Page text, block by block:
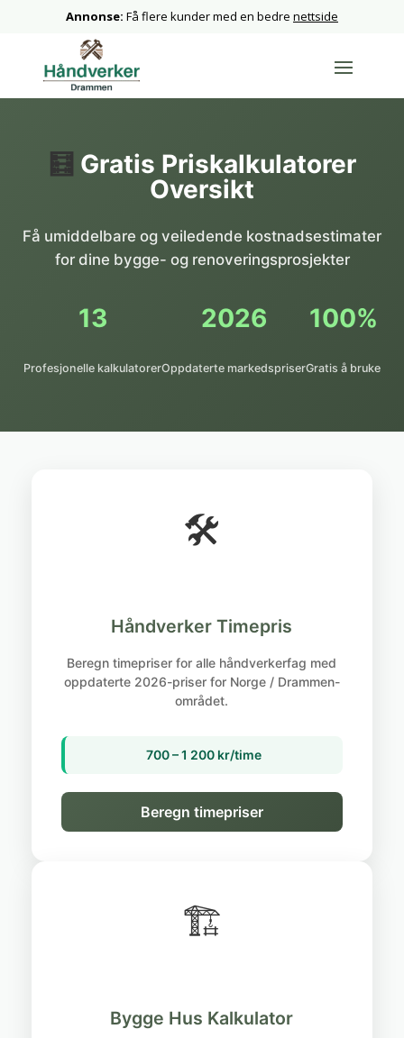
Annonse: Få flere kunder med en bedre nettside
🧮 Gratis Priskalkulatorer
Oversikt
Få umiddelbare og veiledende kostnadsestimater
for dine bygge- og renoveringsprosjekter
13
Profesjonelle kalkulatorer
2026
Oppdaterte markedspriser
100%
Gratis å bruke
🛠️
Håndverker Timepris
Beregn timepriser for alle håndverkerfag med
oppdaterte 2026-priser for Norge / Drammen-
området.
700 – 1 200 kr/time
Beregn timepriser
🏗️
Bygge Hus Kalkulator